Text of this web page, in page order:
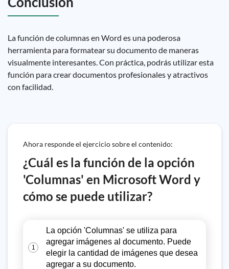
La función de columnas en Word es una poderosa
herramienta para formatear su documento de maneras
visualmente interesantes. Con práctica, podrás utilizar esta
función para crear documentos profesionales y atractivos
con facilidad.
Ahora responde el ejercicio sobre el contenido:
¿Cuál es la función de la opción
'Columnas' en Microsoft Word y
cómo se puede utilizar?
1
La opción 'Columnas' se utiliza para
agregar imágenes al documento. Puede
elegir la cantidad de imágenes que desea
agregar a su documento.